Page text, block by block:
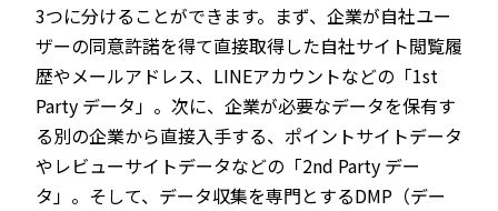
3つに分けることができます。まず、企業が自社ユー
ザーの同意許諾を得て直接取得した自社サイト閲覧履
歴やメールアドレス、LINEアカウントなどの「1st
Party データ」。次に、企業が必要なデータを保有す
る別の企業から直接入手する、ポイントサイトデータ
やレビューサイトデータなどの「2nd Party デー
タ」。そして、データ収集を専門とするDMP（デー